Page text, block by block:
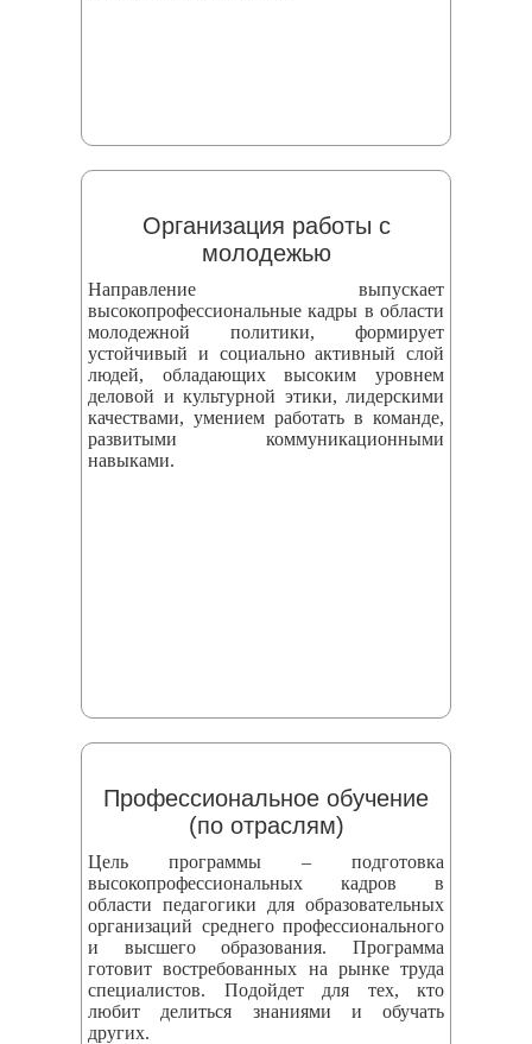
Организация работы с
молодежью
Направление выпускает
высокопрофессиональные кадры в области
молодежной политики, формирует
устойчивый и социально активный слой
людей, обладающих высоким уровнем
деловой и культурной этики, лидерскими
качествами, умением работать в команде,
развитыми коммуникационными
навыками.
Профессиональное обучение
(по отраслям)
Цель программы – подготовка
высокопрофессиональных кадров в
области педагогики для образовательных
организаций среднего профессионального
и высшего образования. Программа
готовит востребованных на рынке труда
специалистов. Подойдет для тех, кто
любит делиться знаниями и обучать
других.